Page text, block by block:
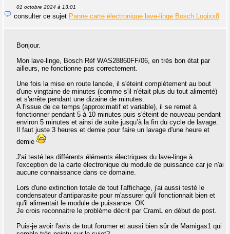
01 octobre 2024 à 13:01
consulter ce sujet Panne carte électronique lave-linge Bosch Logixx8
Bonjour.
Mon lave-linge, Bosch Réf WAS28860FF/06, en très bon état par
ailleurs, ne fonctionne pas correctement.
Une fois la mise en route lancée, il s'éteint complètement au bout
d'une vingtaine de minutes (comme s'il n'était plus du tout alimenté)
et s'arrête pendant une dizaine de minutes.
A l'issue de ce temps (approximatif et variable), il se remet à
fonctionner pendant 5 à 10 minutes puis s'éteint de nouveau pendant
environ 5 minutes et ainsi de suite jusqu’à la fin du cycle de lavage.
Il faut juste 3 heures et demie pour faire un lavage d'une heure et
demie
J'ai testé les différents éléments électriques du lave-linge à
l'exception de la carte électronique du module de puissance car je n'ai
aucune connaissance dans ce domaine.
Lors d'une extinction totale de tout l'affichage, j'ai aussi testé le
condensateur d'antiparasite pour m'assurer qu'il fonctionnait bien et
qu'il alimentait le module de puissance: OK
Je crois reconnaitre le problème décrit par CramL en début de post.
Puis-je avoir l'avis de tout forumer et aussi bien sûr de Mamigas1 qui